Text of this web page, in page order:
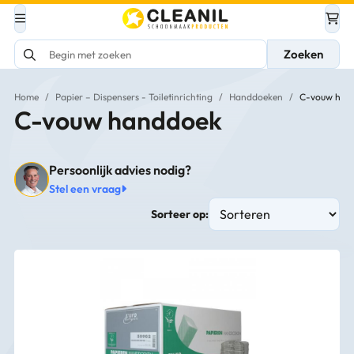
Zoeken
Home / Papier – Dispensers - Toiletinrichting / Handdoeken / C-vouw
C-vouw handdoek
Persoonlijk advies nodig?
Stel een vraag
Sorteer op: